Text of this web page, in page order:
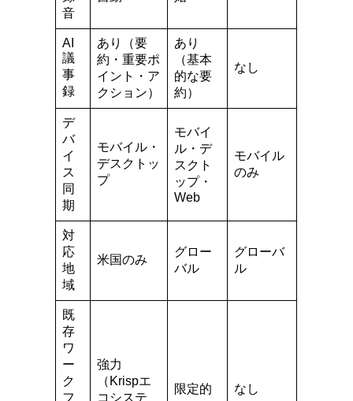
音
AI
議
事
録
あり（要
約・重要ポ
イント・ア
クション）
あり
（基本
的な要
約）
なし
デ
バ
イ
ス
同
期
モバイル・
デスクトッ
プ
モバイ
ル・デ
スクト
ップ・
Web
モバイル
のみ
対
応
地
域
米国のみ
グロー
バル
グローバ
ル
既
存
ワ
ー
ク
フ
強力
（Krispエ
コシステ
限定的 なし